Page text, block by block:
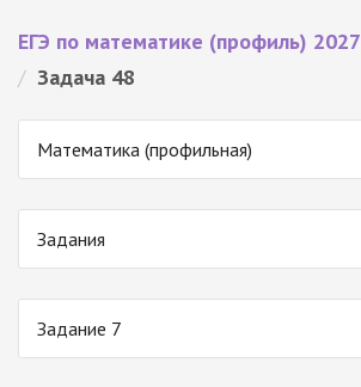
ЕГЭ по математике (профиль) 2027
/ Задача 48
Математика (профильная)
Задания
Задание 7